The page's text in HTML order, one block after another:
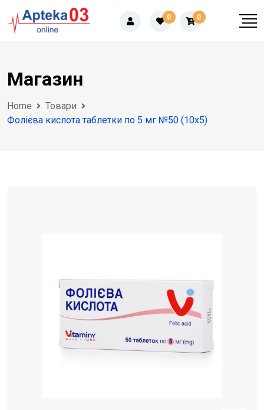
to
content
0 0
Магазин
Home
Товари
Фолієва кислота таблетки по 5 мг №50 (10х5)